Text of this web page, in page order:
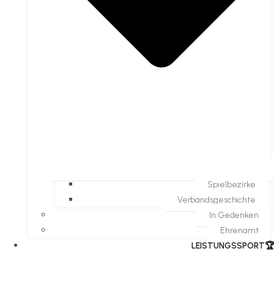
Spielbezirke
Verbandsgeschichte
In Gedenken
Ehrenamt
​LEISTUNGSSPORT🏆